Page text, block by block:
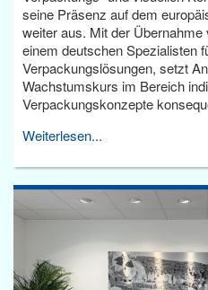
seine Präsenz auf dem
weiter aus. Mit der
einem deutschen Spezialisten
Verpackungslösungen, setzt
Wachstumskurs im Bereich
Verpackungskonzepte
Weiterlesen...